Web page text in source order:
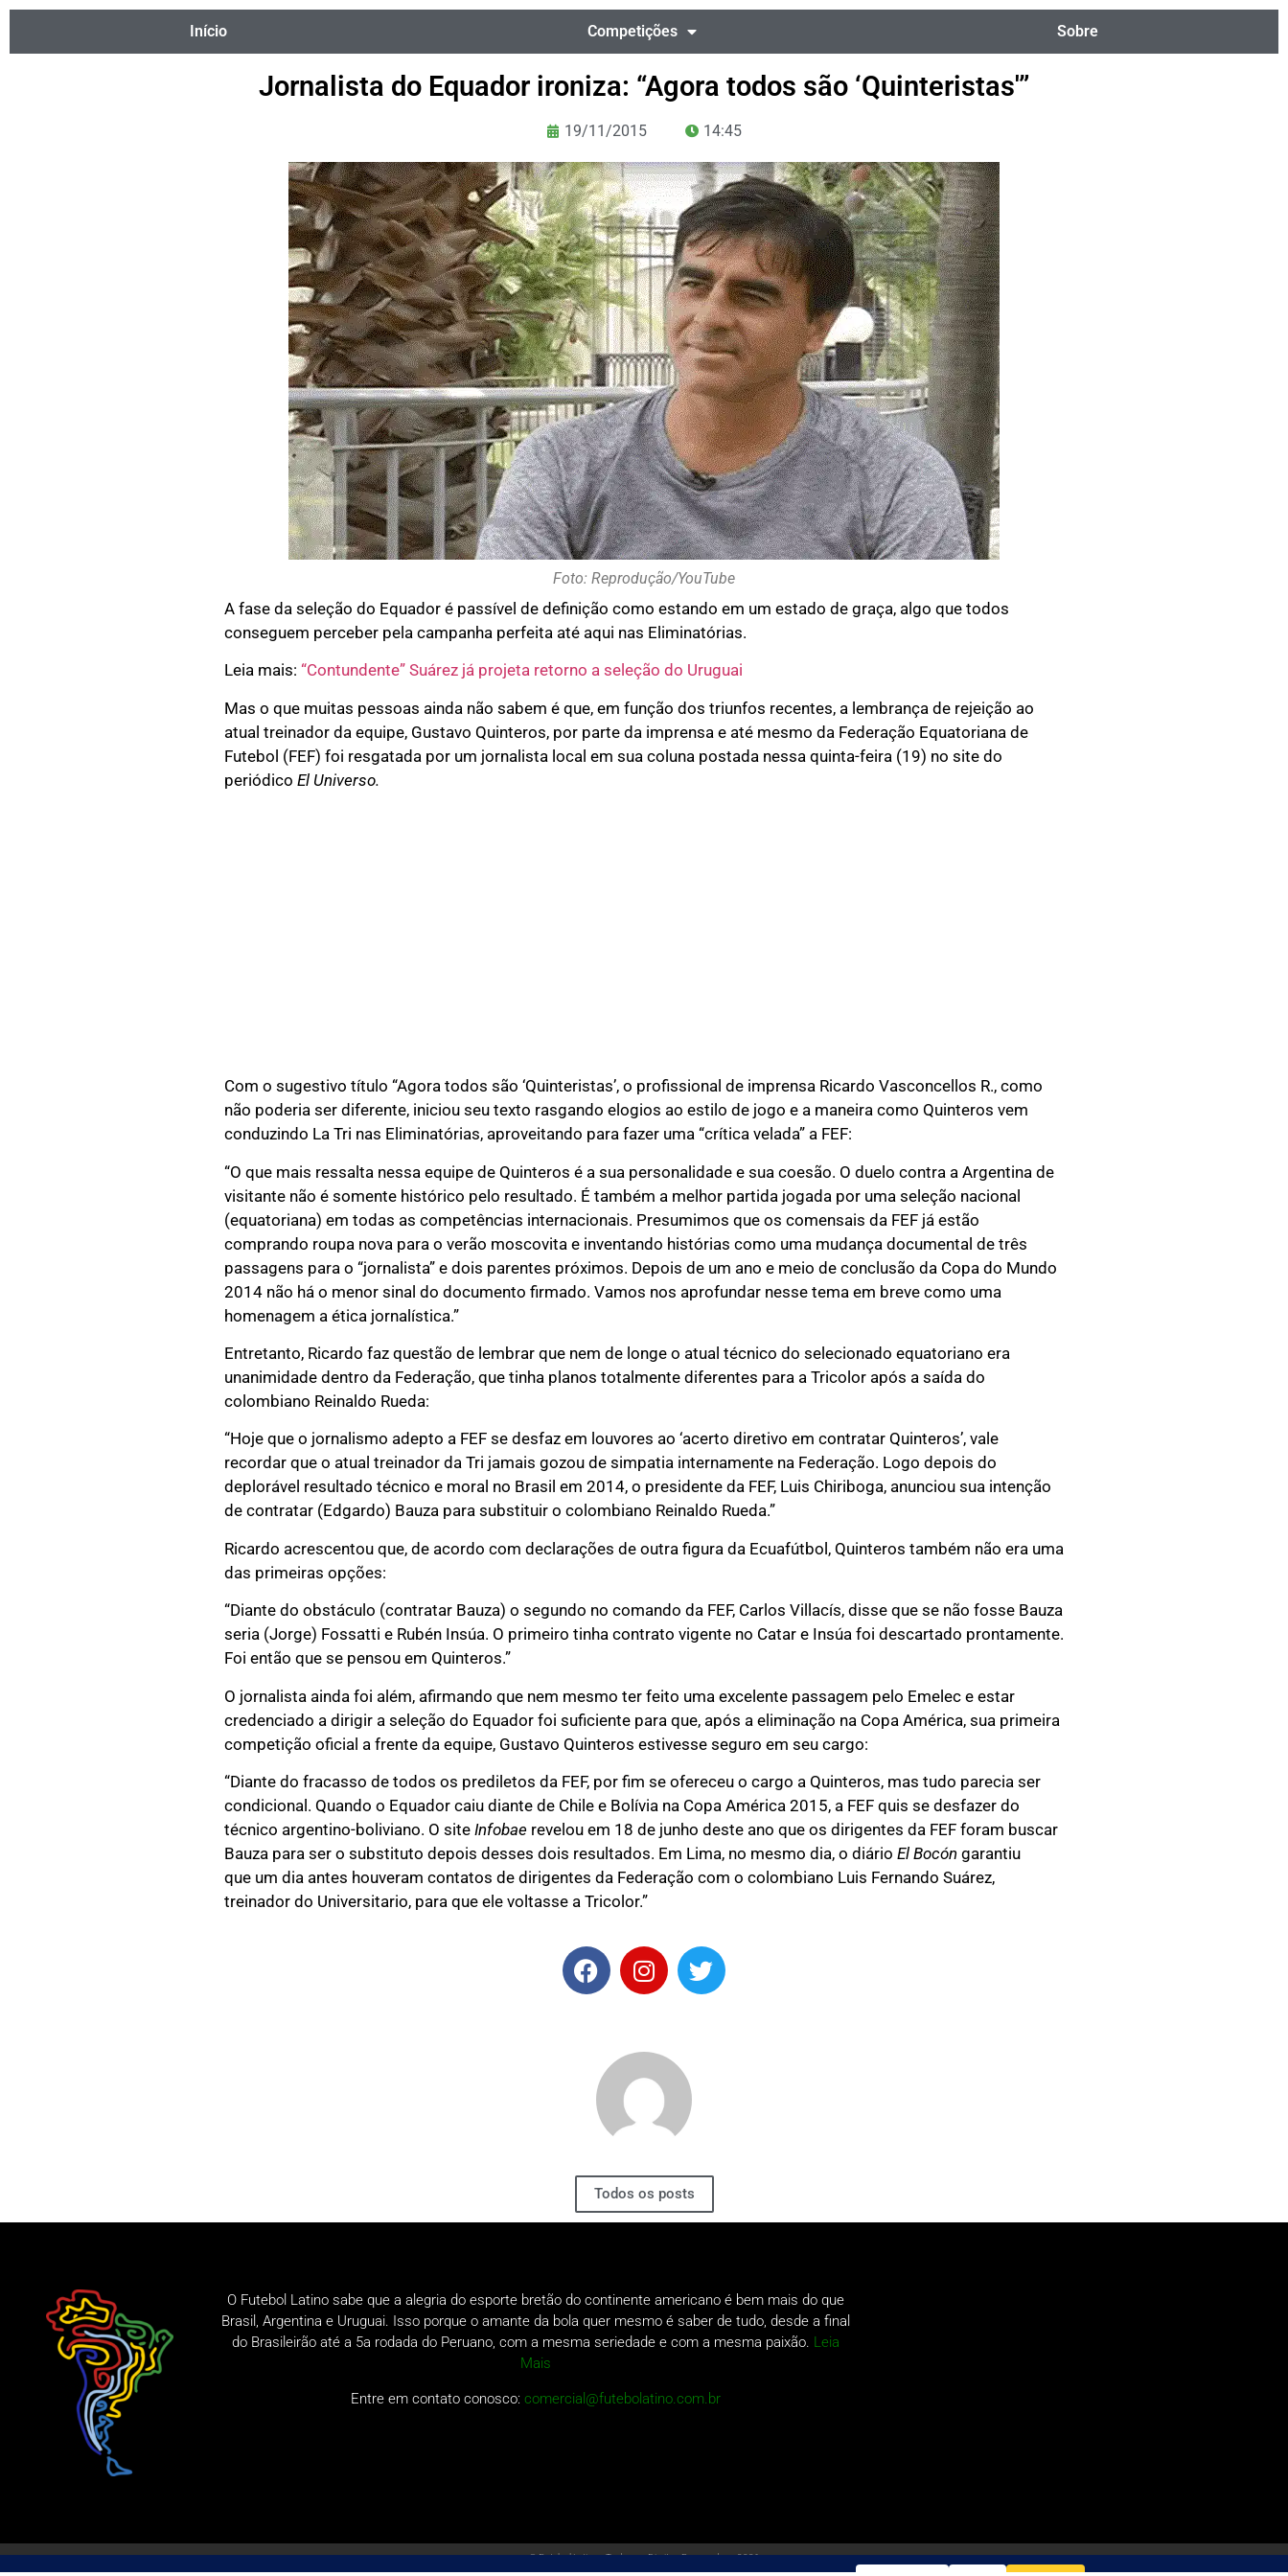
Início Competições Sobre
Jornalista do Equador ironiza: “Agora todos são ‘Quinteristas'”
19/11/2015 14:45
Foto: Reprodução/YouTube
A fase da seleção do Equador é passível de definição como estando em um estado de graça, algo que todos
conseguem perceber pela campanha perfeita até aqui nas Eliminatórias.
Leia mais: “Contundente” Suárez já projeta retorno a seleção do Uruguai
Mas o que muitas pessoas ainda não sabem é que, em função dos triunfos recentes, a lembrança de rejeição ao
atual treinador da equipe, Gustavo Quinteros, por parte da imprensa e até mesmo da Federação Equatoriana de
Futebol (FEF) foi resgatada por um jornalista local em sua coluna postada nessa quinta-feira (19) no site do
periódico El Universo.
Com o sugestivo título “Agora todos são ‘Quinteristas’, o profissional de imprensa Ricardo Vasconcellos R., como
não poderia ser diferente, iniciou seu texto rasgando elogios ao estilo de jogo e a maneira como Quinteros vem
conduzindo La Tri nas Eliminatórias, aproveitando para fazer uma “crítica velada” a FEF:
“O que mais ressalta nessa equipe de Quinteros é a sua personalidade e sua coesão. O duelo contra a Argentina de
visitante não é somente histórico pelo resultado. É também a melhor partida jogada por uma seleção nacional
(equatoriana) em todas as competências internacionais. Presumimos que os comensais da FEF já estão
comprando roupa nova para o verão moscovita e inventando histórias como uma mudança documental de três
passagens para o “jornalista” e dois parentes próximos. Depois de um ano e meio de conclusão da Copa do Mundo
2014 não há o menor sinal do documento firmado. Vamos nos aprofundar nesse tema em breve como uma
homenagem a ética jornalística.”
Entretanto, Ricardo faz questão de lembrar que nem de longe o atual técnico do selecionado equatoriano era
unanimidade dentro da Federação, que tinha planos totalmente diferentes para a Tricolor após a saída do
colombiano Reinaldo Rueda:
“Hoje que o jornalismo adepto a FEF se desfaz em louvores ao ‘acerto diretivo em contratar Quinteros’, vale
recordar que o atual treinador da Tri jamais gozou de simpatia internamente na Federação. Logo depois do
deplorável resultado técnico e moral no Brasil em 2014, o presidente da FEF, Luis Chiriboga, anunciou sua intenção
de contratar (Edgardo) Bauza para substituir o colombiano Reinaldo Rueda.”
Ricardo acrescentou que, de acordo com declarações de outra figura da Ecuafútbol, Quinteros também não era uma
das primeiras opções:
“Diante do obstáculo (contratar Bauza) o segundo no comando da FEF, Carlos Villacís, disse que se não fosse Bauza
seria (Jorge) Fossatti e Rubén Insúa. O primeiro tinha contrato vigente no Catar e Insúa foi descartado prontamente.
Foi então que se pensou em Quinteros.”
O jornalista ainda foi além, afirmando que nem mesmo ter feito uma excelente passagem pelo Emelec e estar
credenciado a dirigir a seleção do Equador foi suficiente para que, após a eliminação na Copa América, sua primeira
competição oficial a frente da equipe, Gustavo Quinteros estivesse seguro em seu cargo:
“Diante do fracasso de todos os prediletos da FEF, por fim se ofereceu o cargo a Quinteros, mas tudo parecia ser
condicional. Quando o Equador caiu diante de Chile e Bolívia na Copa América 2015, a FEF quis se desfazer do
técnico argentino-boliviano. O site Infobae revelou em 18 de junho deste ano que os dirigentes da FEF foram buscar
Bauza para ser o substituto depois desses dois resultados. Em Lima, no mesmo dia, o diário El Bocón garantiu
que um dia antes houveram contatos de dirigentes da Federação com o colombiano Luis Fernando Suárez,
treinador do Universitario, para que ele voltasse a Tricolor.”
Todos os posts
O Futebol Latino sabe que a alegria do esporte bretão do continente americano é bem mais do que
Brasil, Argentina e Uruguai. Isso porque o amante da bola quer mesmo é saber de tudo, desde a final
do Brasileirão até a 5a rodada do Peruano, com a mesma seriedade e com a mesma paixão. Leia
Mais
Entre em contato conosco:comercial@futebolatino.com.br
© Futebol Latino - Todos os Direitos Reservados - 2021